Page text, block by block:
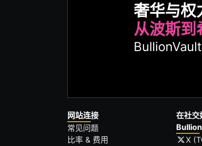
奢华与权
从波斯到
网站连接
常见问题
比率 & 费用
在社交
X